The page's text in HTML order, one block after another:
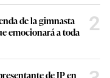
de la gimnasta
emocionará a toda
2
de JP en